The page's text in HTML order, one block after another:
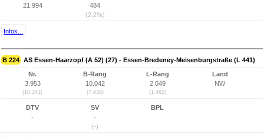
21.994
484
(2,2%)
Infos...
B 224 AS Essen-Haarzopf (A 52) (27) - Essen-Bredeney-Meisenburgstraße (L 441)
Nr.
3.953
(10.341)
B-Rang
10.042
(7.638)
L-Rang
2.049
(1.462)
Land
NW
DTV
-
SV
-
(-)
BPL